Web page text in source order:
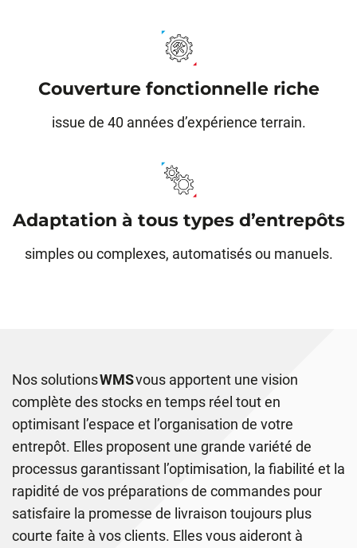
Couverture fonctionnelle riche
issue de 40 années d’expérience terrain.
Adaptation à tous types d’entrepôts
simples ou complexes, automatisés ou manuels.
Nos solutionsWMSvous apportent une vision
complète des stocks en temps réel tout en
optimisant l’espace et l’organisation de votre
entrepôt. Elles proposent une grande variété de
processus garantissant l’optimisation, la fiabilité et la
rapidité de vos préparations de commandes pour
satisfaire la promesse de livraison toujours plus
courte faite à vos clients. Elles vous aideront à